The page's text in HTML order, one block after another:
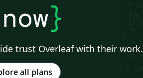
now}
trust Overleaf with their work.
all plans